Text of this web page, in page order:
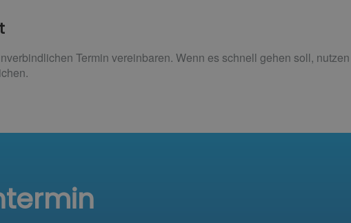
Termin vereinbaren. Wenn es schnell gehen soll,